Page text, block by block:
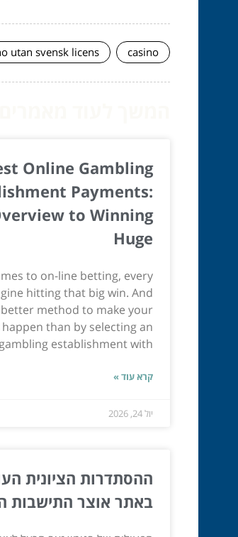
casino
utan svensk licens
Online Gambling
Payments:
to Winning
Huge
to on-line betting, every
hitting that big win. And
method to make your
than by selecting an
establishment with...
קרא עוד »
יול 24, 2026
ההסתדרות הציונית
באתר אוצר התישבות